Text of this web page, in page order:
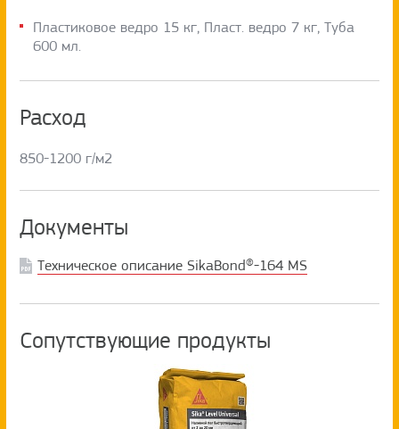
Пластиковое ведро 15 кг, Пласт. ведро 7 кг, Туба
600 мл.
Расход
850-1200 г/м2
Документы
Техническое описание SikaBond®-164 MS
Сопутствующие продукты